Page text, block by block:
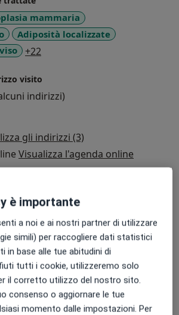
mammaria
Adiposità localizzate
+22
visito
indirizzi)
gli indirizzi (3)
Visualizza l'agenda online
(18)
è importante
a noi e ai nostri partner di utilizzare
simili) per raccogliere dati statistici
in base alle tue abitudini di
tutti i cookie, utilizzeremo solo
il corretto utilizzo del nostro sito.
consenso o aggiornare le tue
momento dalle impostazioni. Per